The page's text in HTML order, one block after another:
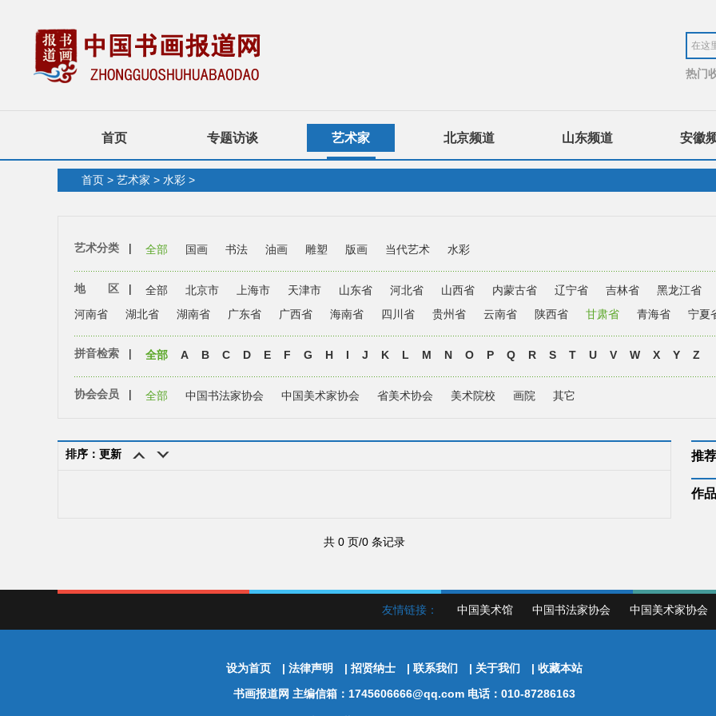
热门
首页 专题访谈 艺术家 北京频道 山东频道 安徽
首页 > 艺术家 > 水彩 >
艺术分类 | 全部 国画 书法 油画 雕塑 版画 当代艺术 水彩
地 区 | 全部 北京市 上海市 天津市 山东省 河北省 山西省 内蒙古省 辽宁省 吉林省 黑龙江省
河南省
湖北省 湖南省 广东省 广西省 海南省 四川省 贵州省 云南省 陕西省 甘肃省 青海省 宁夏
拼音检索 | 全部 A B C D E F G H I J K L M N O P Q R S T U V W X Y Z
协会会员 | 全部 中国书法家协会 中国美术家协会 省美术协会 美术院校 画院 其它
排序：更新
共 0 页/0 条记录
推
作
友情链接： 中国美术馆 中国书法家协会 中国美术家协会
设为首页 | 法律声明 | 招贤纳士 | 联系我们 | 关于我们 | 收藏本站
书画报道网 主编信箱：1745606666@qq.com 电话：010-87286163